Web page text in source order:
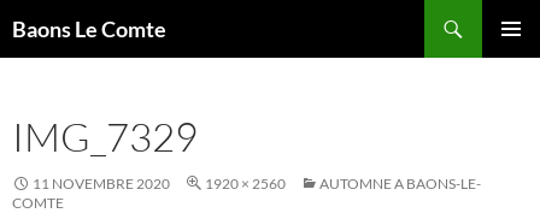
auBaons Le Comte
IMG_7329
11 NOVEMBRE 2020 1920 × 2560
AUTOMNE A BAONS-LE-
COMTE